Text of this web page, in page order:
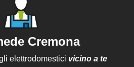
Cremona
elettrodomestici vicino a te